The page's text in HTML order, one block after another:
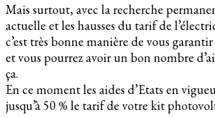
Mais surtout, avec la recherche
actuelle et les hausses du tarif de
c’est très bonne manière de vous
et vous pourrez avoir un bon nombre
ça.
En ce moment les aides d’Etats en
jusqu’à 50 % le tarif de votre kit